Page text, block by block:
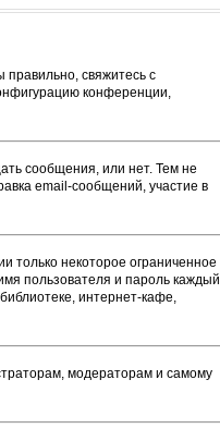
свяжитесь с
конференции,
сообщения, или нет. Тем не
email-сообщений, участие в
только некоторое ограниченное
пользователя и пароль каждый
интернет-кафе,
модераторам и самому